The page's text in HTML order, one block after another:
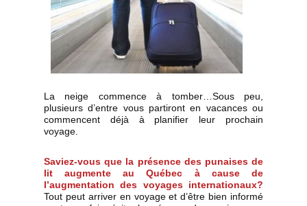
La neige commence à tomber…Sous peu,
plusieurs d’entre vous partiront en vacances ou
commencent déjà à planifier leur prochain
voyage.
Saviez-vous que la présence des punaises de
lit augmente au Québec à cause de
l’augmentation des voyages internationaux?
Tout peut arriver en voyage et d’être bien informé